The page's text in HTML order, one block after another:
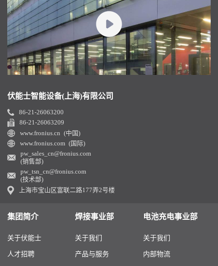
伏能士智能设备(上海)有限公司
86-21-26063200
86-21-26063209
www.fronius.cn (中国)
www.fronius.com (国际)
pw_sales_cn@fronius.com
(销售部)
pw_tsn_cn@fronius.com
(技术部)
上海市宝山区富联二路177弄2号楼
集团简介
关于伏能士
人才招聘
焊接事业部
关于我们
产品与服务
电池充电事业部
关于我们
内部物流